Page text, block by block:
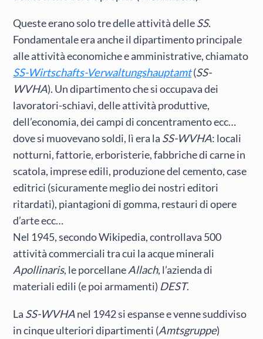
Queste erano solo tre delle attività delleSS.
Fondamentale era anche il dipartimento principale
alle attività economiche e amministrative, chiamato
SS-Wirtschafts-Verwaltungshauptamt(SS-
WVHA). Un dipartimento che si occupava dei
lavoratori-schiavi, delle attività produttive,
dell’economia, dei campi di concentramento ecc…
dove si muovevano soldi, lì era la SS-WVHA: locali
notturni, fattorie, erboristerie, fabbriche di carne in
scatola, imprese edili, produzione del cemento, case
editrici (sicuramente meglio dei nostri editori
ritardati), piantagioni di gomma, restauri di opere
d’arte ecc…
Nel 1945, secondo Wikipedia, controllava 500
attività commerciali tra cui la acque minerali
Apollinaris, le porcellaneAllach, l’azienda di
materiali edili (e poi armamenti) DEST.
La SS-WVHAnel 1942 si espanse e venne suddiviso
in cinque ulteriori dipartimenti (Amtsgruppe)